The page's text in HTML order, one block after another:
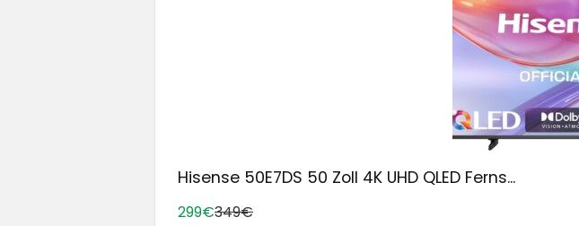
Hisense 50E7DS 50 Zoll 4K UHD QLED Ferns...
299€349€